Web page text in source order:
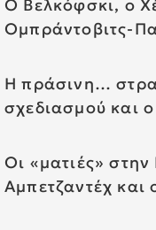
Ο Βελκόφσκι, ο
Ομπράντοβιτς-
Η πράσινη…
σχεδιασμού και
Οι «ματιές»
Αμπετζαντέχ και